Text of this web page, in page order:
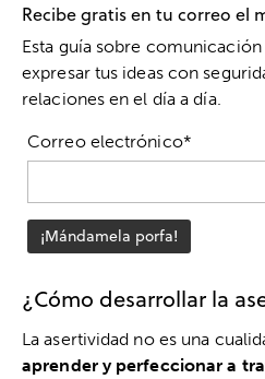
Recibe gratis en tu correo el
Esta guía sobre comunicación
expresar tus ideas con
relaciones en el día a día.
Correo electrónico*
¿Cómo desarrollar la
La asertividad no es una
aprender y perfeccionar a